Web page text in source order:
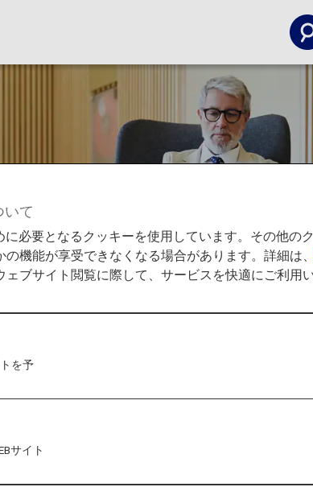
。
いて
必要となるクッキーを使用しています。その他の
機能が享受できなくなる場合があります。詳細は
ブサイト閲覧に際して、サービスを快適にご利用
を予
サイト